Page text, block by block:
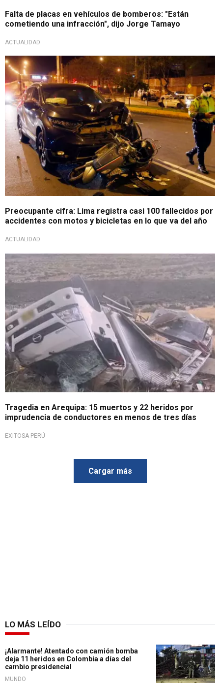
Falta de placas en vehículos de bomberos: "Están
cometiendo una infracción", dijo Jorge Tamayo
ACTUALIDAD
Graves números
Preocupante cifra: Lima registra casi 100 fallecidos por
accidentes con motos y bicicletas en lo que va del año
ACTUALIDAD
Accidentes de tránsito
Tragedia en Arequipa: 15 muertos y 22 heridos por
imprudencia de conductores en menos de tres días
EXITOSA PERÚ
Cargar más
LO MÁS LEÍDO
¡Alarmante! Atentado con camión bomba
deja 11 heridos en Colombia a días del
cambio presidencial
MUNDO